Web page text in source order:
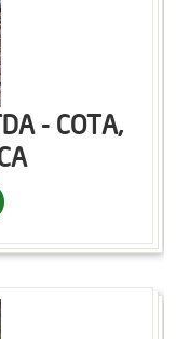
- COTA,